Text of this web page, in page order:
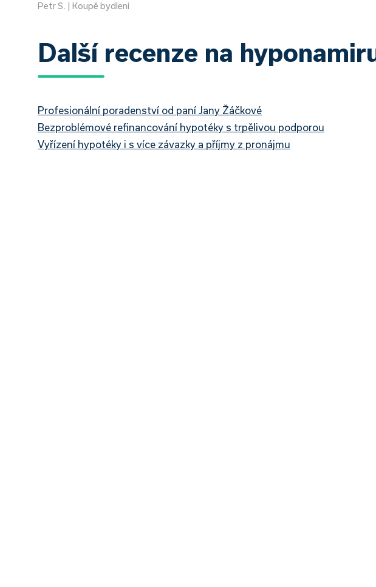
Petr S. | Koupě bydlení
Další recenze na
Profesionální poradenství od paní Jany Žáčkové
Bezproblémové refinancování hypotéky s trpělivou podporou
Vyřízení hypotéky i s více závazky a příjmy z pronájmu